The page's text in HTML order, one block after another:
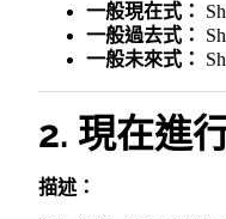
一般現在式：
一般過去式：
一般未來式：
2. 現在進
描述：